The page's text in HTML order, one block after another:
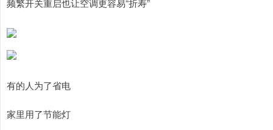
频繁开关重启也让空调更容易“折寿”
有的人为了省电
家里用了节能灯